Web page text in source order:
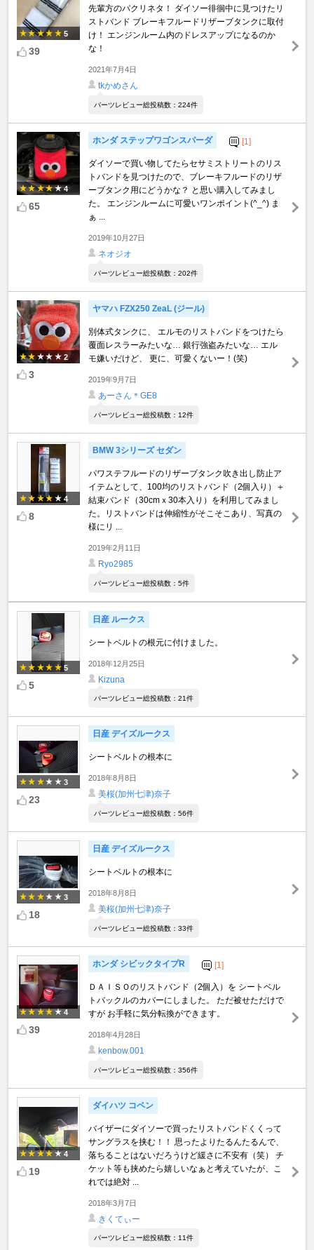
5
39
先輩方のパクリネタ！ ダイソー徘徊中に見つけたリ
ストバンド ブレーキフルードリザーブタンクに取付
け！ エンジンルーム内のドレスアップになるのか
な！
2021年7月4日
tkかめさん
パーツレビュー総投稿数：224件
4
65
ホンダ ステップワゴンスパーダ [1]
ダイソーで買い物してたらセサミストリートのリス
トバンドを見つけたので、ブレーキフルードのリザ
ーブタンク用にどうかな？ と思い購入してみまし
た。 エンジンルームに可愛いワンポイント(^_^) ま
ぁ ...
2019年10月27日
ネオジオ
パーツレビュー総投稿数：202件
2
3
ヤマハ FZX250 ZeaL (ジール)
別体式タンクに、 エルモのリストバンドをつけたら
覆面レスラーみたいな… 銀行強盗みたいな… エル
モ嫌いだけど、 更に、可愛くないー！(笑)
2019年9月7日
あーさん＊GE8
パーツレビュー総投稿数：12件
4
8
BMW 3シリーズ セダン
パワステフルードのリザーブタンク吹き出し防止ア
イテムとして、100均のリストバンド（2個入り）＋
結束バンド（30cmｘ30本入り）を利用してみまし
た。リストバンドは伸縮性がそこそこあり、写真の
様にリ ...
2019年2月11日
Ryo2985
パーツレビュー総投稿数：5件
5
5
日産 ルークス
シートベルトの根元に付けました。
2018年12月25日
Kizuna
パーツレビュー総投稿数：21件
3
23
日産 デイズルークス
シートベルトの根本に
2018年8月8日
美桜(加州七津)奈子
パーツレビュー総投稿数：56件
3
18
日産 デイズルークス
シートベルトの根本に
2018年8月8日
美桜(加州七津)奈子
パーツレビュー総投稿数：33件
4
39
ホンダ シビックタイプR [1]
ＤＡＩＳＯのリストバンド（2個入）を シートベル
トバックルのカバーにしました。 ただ被せただけで
すが お手軽に気分転換ができます。
2018年4月28日
kenbow.001
パーツレビュー総投稿数：356件
4
19
ダイハツ コペン
バイザーにダイソーで買ったリストバンドくくって
サングラスを挟む！！ 思ったよりたるんたるんで、
落ちることはないだろうけど緩さに不安有（笑） チ
ケット等も挟めたら嬉しいなぁと考えていたが、こ
れでは絶対 ...
2018年3月7日
きくてぃー
パーツレビュー総投稿数：11件